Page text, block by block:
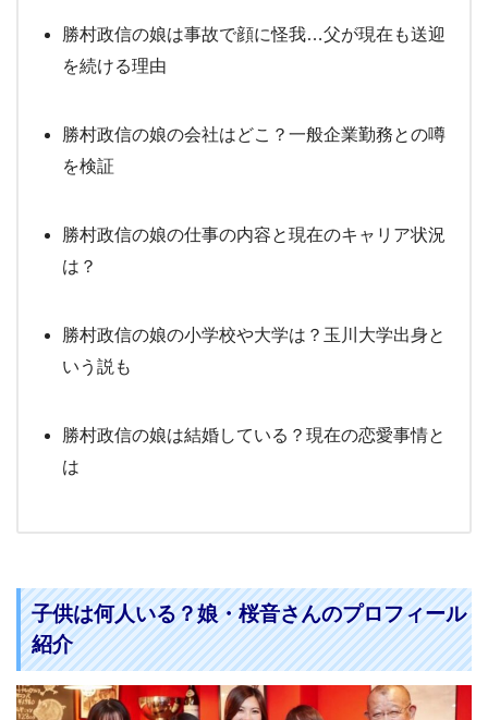
勝村政信の娘は事故で顔に怪我…父が現在も送迎
を続ける理由
勝村政信の娘の会社はどこ？一般企業勤務との噂
を検証
勝村政信の娘の仕事の内容と現在のキャリア状況
は？
勝村政信の娘の小学校や大学は？玉川大学出身と
いう説も
勝村政信の娘は結婚している？現在の恋愛事情と
は
子供は何人いる？娘・桜音さんのプロフィール
紹介